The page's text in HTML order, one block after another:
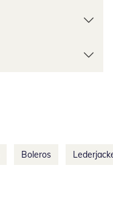
Boleros